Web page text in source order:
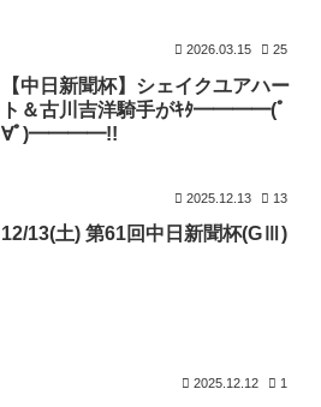
2026.03.15 25
【中日新聞杯】シェイクユアハー
ト＆古川吉洋騎手がｷﾀ━━━━(ﾟ
∀ﾟ)━━━━!!
2025.12.13 13
12/13(土) 第61回中日新聞杯(GⅢ)
2025.12.12 1